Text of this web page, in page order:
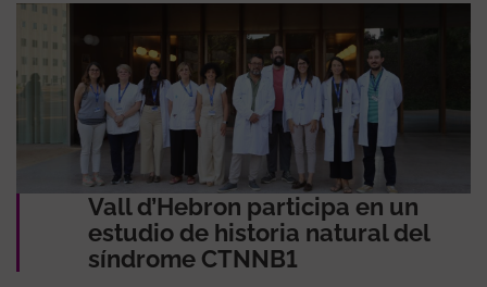
Vall d’Hebron participa en un
estudio de historia natural del
síndrome CTNNB1